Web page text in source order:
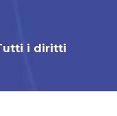
i diritti